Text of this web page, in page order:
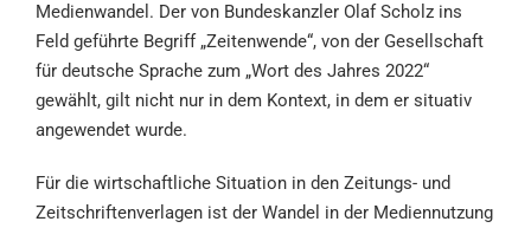
Medienwandel. Der von Bundeskanzler Olaf Scholz ins
Feld geführte Begriff „Zeitenwende“, von der Gesellschaft
für deutsche Sprache zum „Wort des Jahres 2022“
gewählt, gilt nicht nur in dem Kontext, in dem er situativ
angewendet wurde.
Für die wirtschaftliche Situation in den Zeitungs- und
Zeitschriftenverlagen ist der Wandel in der Mediennutzung